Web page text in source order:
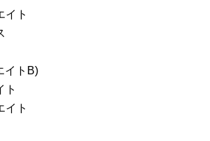
イト
イトB)
ト
イト